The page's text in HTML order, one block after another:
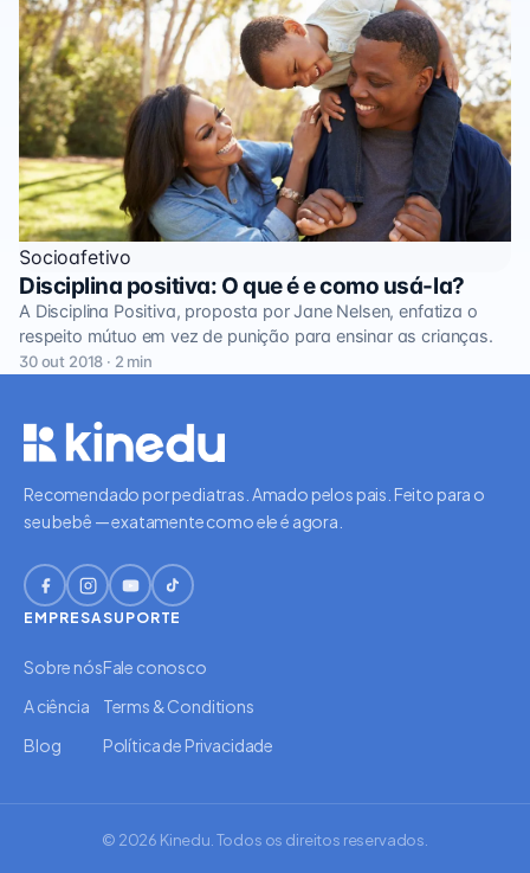
Socioafetivo
Disciplina positiva: O que é e como usá-la?
A Disciplina Positiva, proposta por Jane Nelsen, enfatiza o
respeito mútuo em vez de punição para ensinar as crianças.
30 out 2018 · 2 min
Recomendado por pediatras. Amado pelos pais. Feito para o
seu bebê — exatamente como ele é agora.
EMPRESA
Sobre nós
A ciência
Blog
SUPORTE
Fale conosco
Terms & Conditions
Política de Privacidade
© 2026 Kinedu. Todos os direitos reservados.